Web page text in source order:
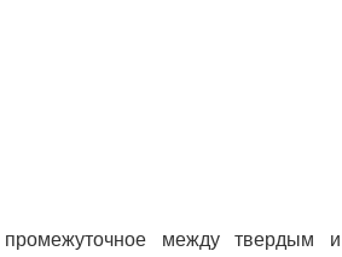
промежуточное между твердым и